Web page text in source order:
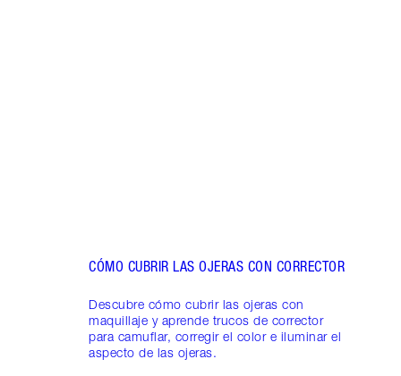
CÓMO CUBRIR LAS OJERAS CON CORRECTOR
Descubre cómo cubrir las ojeras con
maquillaje y aprende trucos de corrector
para camuflar, corregir el color e iluminar el
aspecto de las ojeras.